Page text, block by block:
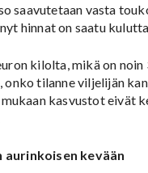
saavutetaan vasta
hinnat on saatu
kilolta, mikä on
tilanne viljelijän
kasvustot eivät
kevään